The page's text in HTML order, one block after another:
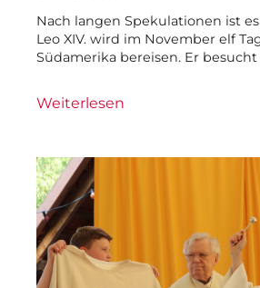
Nach langen Spekulationen ist
Leo XIV. wird im November elf
Südamerika bereisen. Er
Weiterlesen